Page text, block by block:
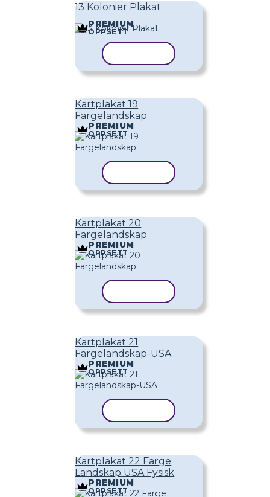
13 Kolonier Plakat
PREMIUM
OPPSETT
Kartplakat 19
Fargelandskap
PREMIUM
OPPSETT
Kartplakat 20
Fargelandskap
PREMIUM
OPPSETT
Kartplakat 21
Fargelandskap-USA
PREMIUM
OPPSETT
Kartplakat 22 Farge
Landskap USA Fysisk
PREMIUM
OPPSETT